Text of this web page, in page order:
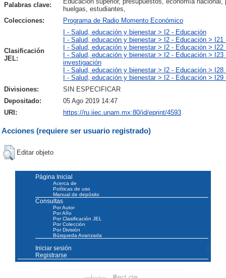
Palabras clave:
huelgas, estudiantes,
Colecciones:
Programa de Radio Momento Económico
Clasificación
JEL:
I - Salud, educación y bienestar > I2 - Educación
I - Salud, educación y bienestar > I2 - Educación >
I - Salud, educación y bienestar > I2 - Educación >
I - Salud, educación y bienestar > I2 - Educación >
investigación
I - Salud, educación y bienestar > I2 - Educación >
I - Salud, educación y bienestar > I2 - Educación > I29
Divisiones:
SIN ESPECIFICAR
Depositado:
05 Ago 2019 14:47
URI:
https://ru.iiec.unam.mx:80/id/eprint/4593
Acciones (requiere ser usuario registrado)
Editar objeto
Página Inicial
Acerca de
Políticas de uso
Manual de depósito
Consultas
Por Autor
Por Año
Por Clasificación JEL
Por Colección
Por División
Búsqueda Avanzada
Iniciar sesión
Registrarse